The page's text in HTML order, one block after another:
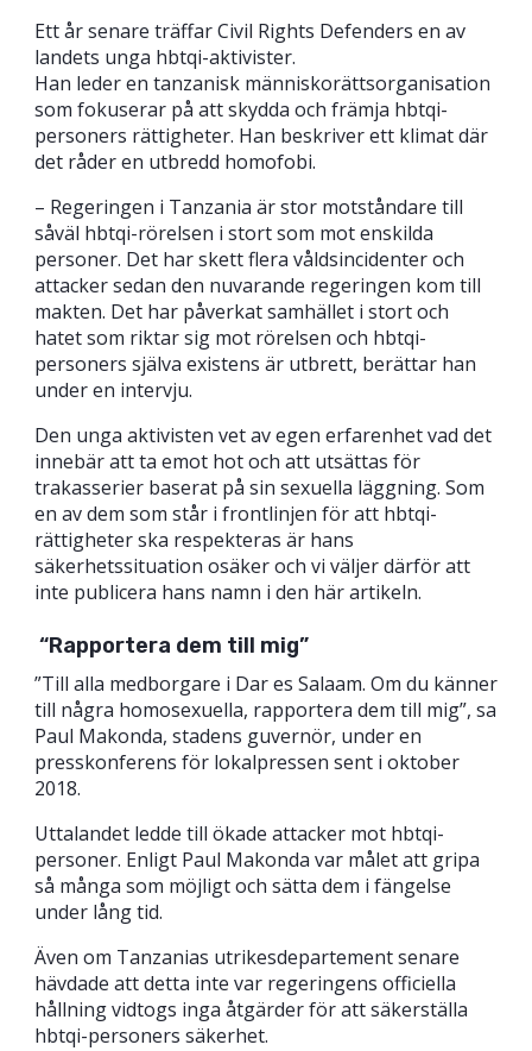
Ett år senare träffar Civil Rights Defenders en av
landets unga hbtqi-aktivister.
Han leder en tanzanisk människorättsorganisation
som fokuserar på att skydda och främja hbtqi-
personers rättigheter. Han beskriver ett klimat där
det råder en utbredd homofobi.
– Regeringen i Tanzania är stor motståndare till
såväl hbtqi-rörelsen i stort som mot enskilda
personer. Det har skett flera våldsincidenter och
attacker sedan den nuvarande regeringen kom till
makten. Det har påverkat samhället i stort och
hatet som riktar sig mot rörelsen och hbtqi-
personers själva existens är utbrett, berättar han
under en intervju.
Den unga aktivisten vet av egen erfarenhet vad det
innebär att ta emot hot och att utsättas för
trakasserier baserat på sin sexuella läggning. Som
en av dem som står i frontlinjen för att hbtqi-
rättigheter ska respekteras är hans
säkerhetssituation osäker och vi väljer därför att
inte publicera hans namn i den här artikeln.
“Rapportera dem till mig”
”Till alla medborgare i Dar es Salaam. Om du känner
till några homosexuella, rapportera dem till mig”, sa
Paul Makonda, stadens guvernör, under en
presskonferens för lokalpressen sent i oktober
2018.
Uttalandet ledde till ökade attacker mot hbtqi-
personer. Enligt Paul Makonda var målet att gripa
så många som möjligt och sätta dem i fängelse
under lång tid.
Även om Tanzanias utrikesdepartement senare
hävdade att detta inte var regeringens officiella
hållning vidtogs inga åtgärder för att säkerställa
hbtqi-personers säkerhet.